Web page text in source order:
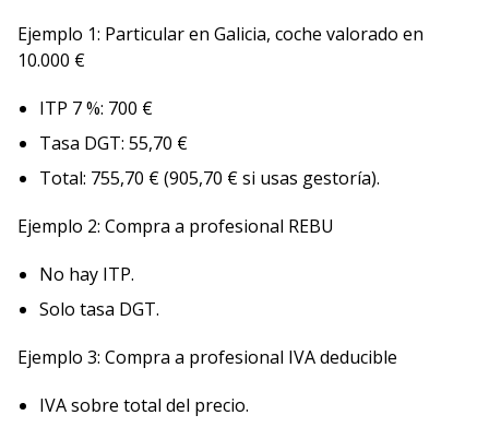
Ejemplo 1: Particular en Galicia, coche valorado en
10.000 €
ITP 7 %: 700 €
Tasa DGT: 55,70 €
Total: 755,70 € (905,70 € si usas gestoría).
Ejemplo 2: Compra a profesional REBU
No hay ITP.
Solo tasa DGT.
Ejemplo 3: Compra a profesional IVA deducible
IVA sobre total del precio.